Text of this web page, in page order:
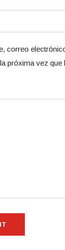
correo
próxima vez que